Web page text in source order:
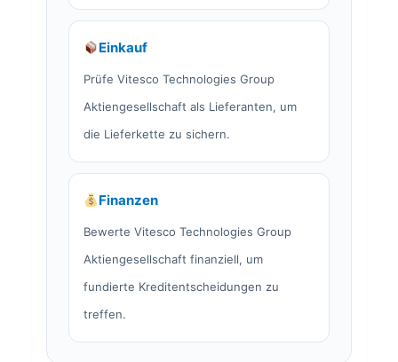
Einkauf
Prüfe Vitesco Technologies Group
Aktiengesellschaft als Lieferanten, um
die Lieferkette zu sichern.
Finanzen
Bewerte Vitesco Technologies Group
Aktiengesellschaft finanziell, um
fundierte Kreditentscheidungen zu
treffen.